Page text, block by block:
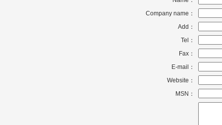
Company name：
Add：
Tel：
Fax：
E-mail：
Website：
MSN：